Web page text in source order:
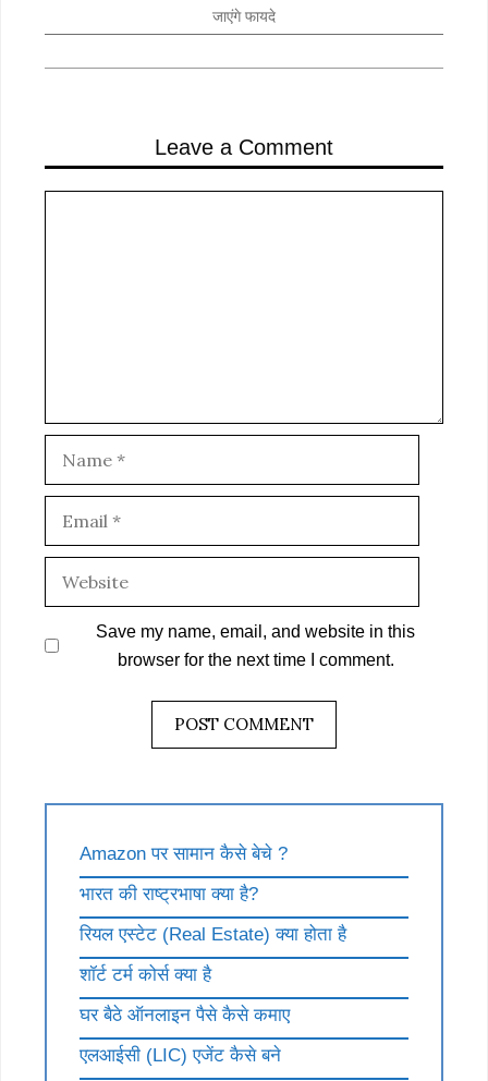
जाएंगे फायदे
Leave a Comment
Save my name, email, and website in this
browser for the next time I comment.
Amazon पर सामान कैसे बेचे ?
भारत की राष्ट्रभाषा क्या है?
रियल एस्टेट (Real Estate) क्या होता है
शॉर्ट टर्म कोर्स क्या है
घर बैठे ऑनलाइन पैसे कैसे कमाए
एलआईसी (LIC) एजेंट कैसे बने